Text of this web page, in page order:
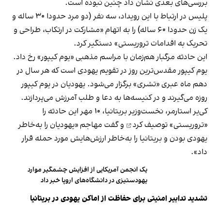
بررسی‌های بعدی نشان داد چنین نبوده است.
پلیس در ارتباط با این رویداد، سه نفر (دو مرد حدودا ۳۰ ساله و
یک زن حدودا ۶۰ ساله) را به اتهام «مشارکت در ارتکاب، طراحی و
تحریک به اقدامات تروریستی» دستگیر کرد.
این حادثه مرگبار هم‌زمان با مراسم مذهبی «یوم‌ کیپور» رخ داد.
یوم کیپور مقدس‌ترین روز در تقویم یهودی است که هر سال در
دهم ماه عبری «تشری» برگزار می‌شود. یهودیان در یوم کیپور
روزه می‌گیرند و در کنیسه‌ها به دعا و طلب آمرزش می‌پردازند.
کی‌یر استارمر، نخست‌وزیر بریتانیا، ۱۰ مهر این حادثه را
«تروریستی» توصیف کرد
و گفت مهاجم «یهودیان را به‌خاطر
یهودی بودن و بریتانیا را به‌خاطر ارزش‌هایش مورد حمله قرار
داد».
یک انجمن آمریکایی از افزایش چشمگیر موارد
یهودستیزی در دانشگاه‌های اروپا خبر داد
تشدید تدابیر امنیتی برای حفاظت از اماکن یهودی در بریتانیا